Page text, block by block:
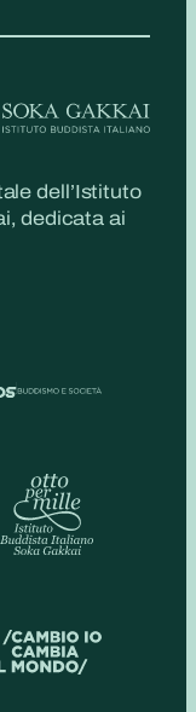
dell’Istituto
dedicata ai